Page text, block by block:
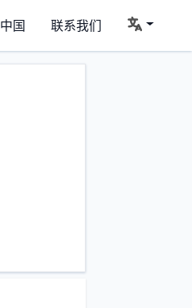
中国 联系我们